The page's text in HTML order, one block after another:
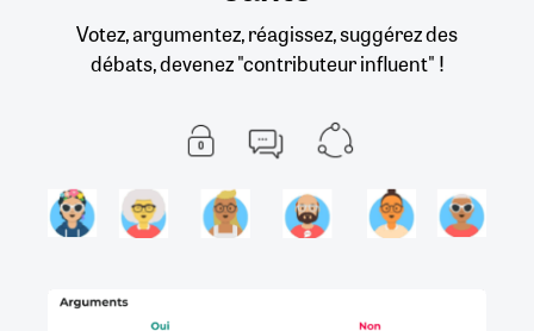
Votez, argumentez, réagissez, suggérez des
débats, devenez "contributeur influent" !